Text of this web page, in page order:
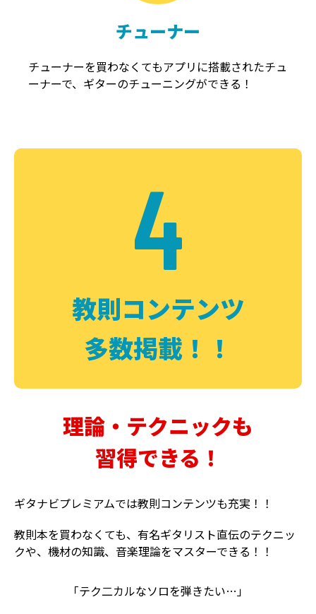
チューナー
チューナーを買わなくてもアプリに搭載されたチュ
ーナーで、ギターのチューニングができる！
4
教則コンテンツ
多数掲載！！
理論・テクニックも
習得できる！
ギタナビプレミアムでは教則コンテンツも充実！！
教則本を買わなくても、有名ギタリスト直伝のテクニッ
クや、機材の知識、音楽理論をマスターできる！！
「テク二カルなソロを弾きたい…」